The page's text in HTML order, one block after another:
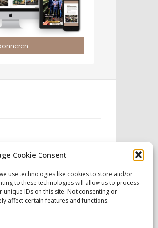
Cookie Consent
use technologies like cookies to store and/or
to these technologies will allow us to process
IDs on this site. Not consenting or
affect certain features and functions.